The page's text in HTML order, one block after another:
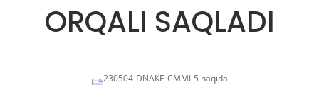
ORQALI SAQLADI